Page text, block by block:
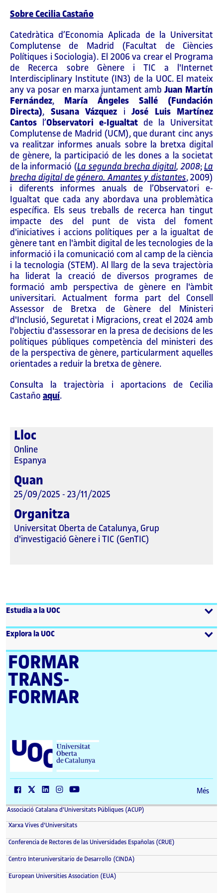
Sobre Cecilia Castaño
Catedràtica d’Economia Aplicada de la Universitat
Complutense de Madrid (Facultat de Ciències
Polítiques i Sociologia). El 2006 va crear el Programa
de Recerca sobre Gènere i TIC a l'Internet
Interdisciplinary Institute (IN3) de la UOC. El mateix
any va posar en marxa juntament ambJuan Martín
Fernández,
María Ángeles Sallé (Fundación
Directa), Susana Vázquez i José Luis Martínez
Cantos l’Observatori e-Igualtat de la Universitat
Complutense de Madrid (UCM), que durant cinc anys
va realitzar informes anuals sobre la bretxa digital
de gènere, la participació de les dones a la societat
de la informació (La segunda brecha digital, 2008; La
brecha digital de género. Amantes y distantes, 2009)
i diferents informes anuals de l’Observatori e-
Igualtat que cada any abordava una problemàtica
específica. Els seus treballs de recerca han tingut
impacte des del punt de vista del foment
d'iniciatives i accions polítiques per a la igualtat de
gènere tant en l'àmbit digital de les tecnologies de la
informació i la comunicació com al camp de la ciència
i la tecnologia (STEM). Al llarg de la seva trajectòria
ha liderat la creació de diversos programes de
formació amb perspectiva de gènere en l'àmbit
universitari. Actualment forma part del Consell
Assessor de Bretxa de Gènere del Ministeri
d'Inclusió, Seguretat i Migracions, creat el 2024 amb
l'objectiu d'assessorar en la presa de decisions de les
polítiques públiques competència del ministeri des
de la perspectiva de gènere, particularment aquelles
orientades a reduir la bretxa de gènere.
Consulta la trajectòria i aportacions de Cecilia
Castaño aquí.
Lloc
Online
Espanya
Quan
25/09/2025 - 23/11/2025
Organitza
Universitat Oberta de Catalunya, Grup
d'investigació Gènere i TIC (GenTIC)
Estudia a la UOC
Explora la UOC
FORMAR
TRANS­
FORMAR
U
e
i
t
a
O
e
t
Més
Associació Catalana d'Universitats Públiques (ACUP)
Xarxa Vives d'Universitats
Conferencia de Rectores de las Universidades Españolas (CRUE)
Centro Interuniversitario de Desarrollo (CINDA)
European Universities Association (EUA)